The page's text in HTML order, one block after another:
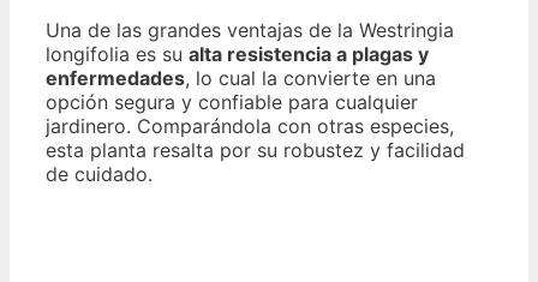
Una de las grandes ventajas de la Westringia
longifolia es su alta resistencia a plagas y
enfermedades, lo cual la convierte en una
opción segura y confiable para cualquier
jardinero. Comparándola con otras especies,
esta planta resalta por su robustez y facilidad
de cuidado.